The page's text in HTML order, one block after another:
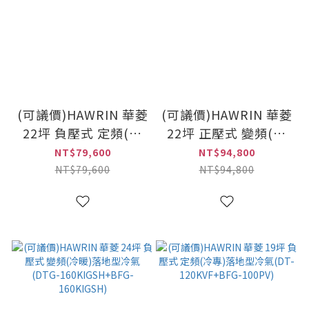
(可議價)HAWRIN 華菱
22坪 負壓式 定頻(冷
專)落地型冷氣(DTS-
141KG+BFG-141KG)
NT$79,600
NT$79,600
(可議價)HAWRIN 華菱
22坪 正壓式 變頻(冷
暖)落地型冷氣(DTG-
141KIGSH+BFP-
NT$94,800
NT$94,800